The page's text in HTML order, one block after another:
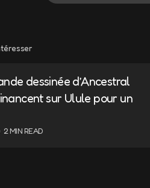
Message
dessinée d’Ancestral
sur Ulule pour un
2 MIN READ